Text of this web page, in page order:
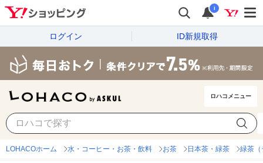
i
ログイン ID新規取得
ロハコメニュー
LOHACOホーム 水・コーヒー・お茶・飲料 お茶 日本茶・緑茶 緑茶（